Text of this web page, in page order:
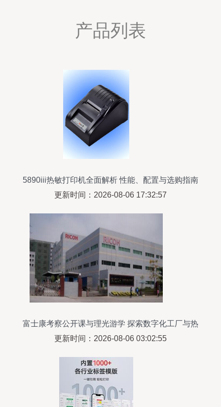
产品列表
5890iii热敏打印机全面解析 性能、配置与选购指南
更新时间：2026-08-06 17:32:57
富士康考察公开课与理光游学 探索数字化工厂与热
敏打印技术的前沿实践
更新时间：2026-08-06 03:02:55